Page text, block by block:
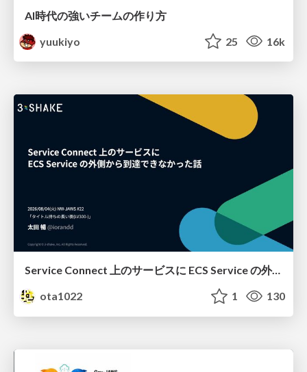
AI時代の強いチームの作り方
yuukiyo
25 16k
Service Connect 上のサービスに ECS Service の外側から到達できなかった話
ota1022
1 130